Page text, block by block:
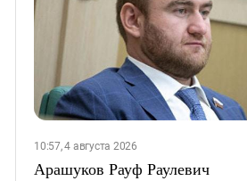
10:57, 4 августа 2026
Арашуков Рауф Раулевич